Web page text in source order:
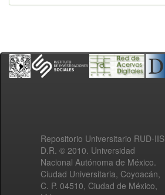
Repositorio Universitario RUD-IIS
D.R. © 2010. Universidad
Nacional Autónoma de México.
Ciudad Universitaria, Coyoacán,
C. P. 04510, Ciudad de México,